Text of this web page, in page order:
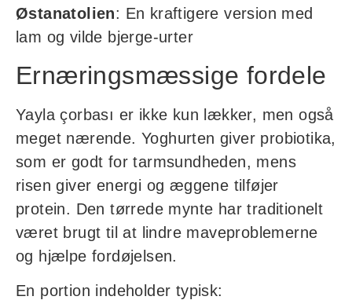
Østanatolien: En kraftigere version med
lam og vilde bjerge-urter
Ernæringsmæssige fordele
Yayla çorbası er ikke kun lækker, men også
meget nærende. Yoghurten giver probiotika,
som er godt for tarmsundheden, mens
risen giver energi og æggene tilføjer
protein. Den tørrede mynte har traditionelt
været brugt til at lindre maveproblemerne
og hjælpe fordøjelsen.
En portion indeholder typisk: